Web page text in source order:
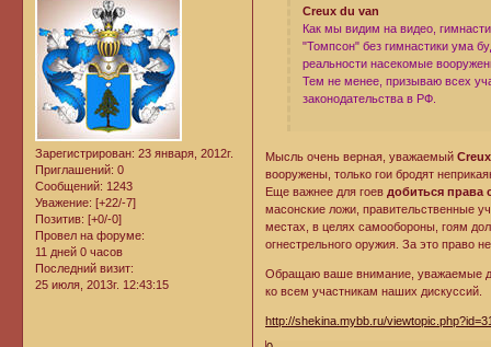
Зарегистрирован: 23 января, 2012г.
Приглашений: 0
Сообщений: 1243
Уважение: [+22/-7]
Позитив: [+0/-0]
Провел на форуме:
11 дней 0 часов
Последний визит:
25 июля, 2013г. 12:43:15
Creux du van
Как мы видим на видео,
"Томпсон" без гимнастики ума
реальности насекомые
Тем не менее, призываю всех
законодательства в РФ.
Мысль очень верная, уважаемый
вооружены, только гои бродят
Еще важнее для гоев добиться права
масонские ложи, правительственные
местах, в целях самообороны, гоям
огнестрельного оружия. За это право
Обращаю ваше внимание, уважаемые
ко всем участникам наших дискуссий.
http://shekina.mybb.ru/